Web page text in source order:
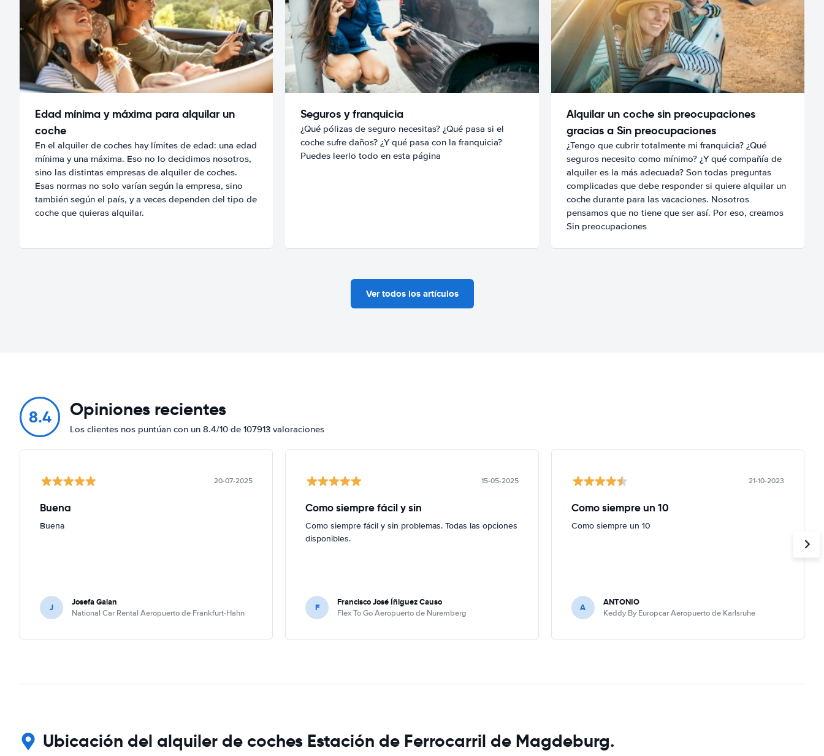
Edad mínima y máxima para alquilar un
coche
En el alquiler de coches hay límites de edad: una edad
mínima y una máxima. Eso no lo decidimos nosotros,
sino las distintas empresas de alquiler de coches.
Esas normas no solo varían según la empresa, sino
también según el país, y a veces dependen del tipo de
coche que quieras alquilar.
Seguros y franquicia
¿Qué pólizas de seguro necesitas? ¿Qué pasa si el
coche sufre daños? ¿Y qué pasa con la franquicia?
Puedes leerlo todo en esta página
Alquilar un coche sin preocupaciones
gracias a Sin preocupaciones
¿Tengo que cubrir totalmente mi franquicia? ¿Qué
seguros necesito como mínimo? ¿Y qué compañía de
alquiler es la más adecuada? Son todas preguntas
complicadas que debe responder si quiere alquilar un
coche durante para las vacaciones. Nosotros
pensamos que no tiene que ser así. Por eso, creamos
Sin preocupaciones
Ver todos los artículos
8.4 Opiniones recientes
Los clientes nos puntúan con un 8.4/10 de 107913 valoraciones
20-07-2025
Buena
Buena
J Josefa Galan
National Car Rental Aeropuerto de Frankfurt-Hahn
15-05-2025
Como siempre fácil y sin
Como siempre fácil y sin problemas. Todas las opciones
disponibles.
F Francisco José Íñiguez Causo
Flex To Go Aeropuerto de Nuremberg
21-10-2023
Como siempre un 10
Como siempre un 10
A ANTONIO
Keddy By Europcar Aeropuerto de Karlsruhe
Ubicación del alquiler de coches Estación de Ferrocarril de Magdeburg.